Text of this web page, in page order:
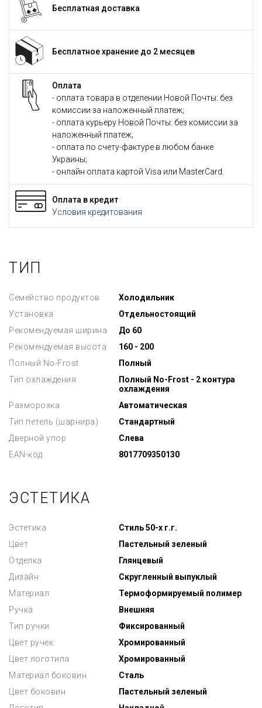
Бесплатная доставка
Бесплатное хранение до 2 месяцев
Оплата
- оплата товара в отделении Новой Почты: без
комиссии за наложенный платеж;
- оплата курьеру Новой Почты: без комиссии за
наложенный платеж;
- оплата по счету-фактуре в любом банке
Украины;
- онлайн оплата картой Visa или MasterCard.
Оплата в кредит
Условия кредитования
ТИП
Семейство продуктов
Холодильник
Установка
Отдельностоящий
Рекомендуемая ширина
До 60
Рекомендуемая высота
160 - 200
Полный No-Frost
Полный
Тип охлаждения
Полный No-Frost - 2 контура
охлаждения
Разморозка
Автоматическая
Тип петель (шарнира)
Стандартный
Дверной упор
Слева
EAN-код
8017709350130
ЭСТЕТИКА
Эстетика
Стиль 50-х г.г.
Цвет
Пастельный зеленый
Отделка
Глянцевый
Дизайн
Скругленный выпуклый
Материал
Термоформируемый полимер
Ручка
Внешняя
Тип ручки
Фиксированный
Цвет ручек
Хромированный
Цвет логотипа
Хромированный
Материал боковин
Сталь
Цвет боковин
Пастельный зеленый